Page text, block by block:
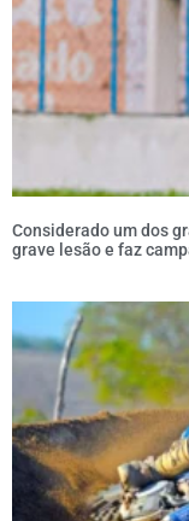
Considerado um dos
grave lesão e faz